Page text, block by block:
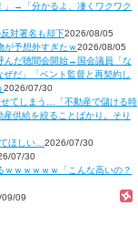
」→「分かるよ、凄くワクワク
対署名も却下2026/08/05
が予想外すぎたｗ2026/08/05
んだ聴聞会開始→国会議員「な
だ」「ベント監督と再契約し
2026/07/30
てしまう…「不動産で儲ける時
供給を絞ることばかり。そり
ほしい…2026/07/30
07/30
ｗｗｗｗｗ「こんな高いの？
09